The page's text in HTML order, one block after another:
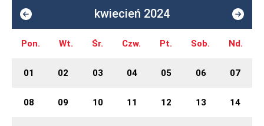
kwiecień 2024
Pon. Wt. Śr. Czw. Pt. Sob. Nd.
01 02 03 04 05 06 07
08 09 10 11 12 13 14